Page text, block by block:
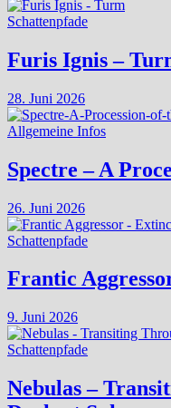
Schattenpfade
Furis Ignis –
28. Juni 2026
Allgemeine Infos
Spectre – A
26. Juni 2026
Schattenpfade
Frantic
9. Juni 2026
Schattenpfade
Nebulas –